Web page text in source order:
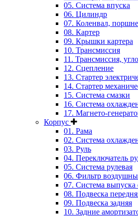
05. Система впуска
06. Цилиндр
07. Коленвал,
08. Картер
09. Крышки картера
10. Трансмиссия
11. Трансмиссия,
12. Сцепление
13. Стартер
14. Стартер
15. Система смазки
16. Система
17. Магнето-
Корпус
01. Рама
02. Система
03. Руль
04. Переключатель
05. Система рулевая
06. Фильтр
07. Система выпуска
08. Подвеска
09. Подвеска задняя
10. Задние